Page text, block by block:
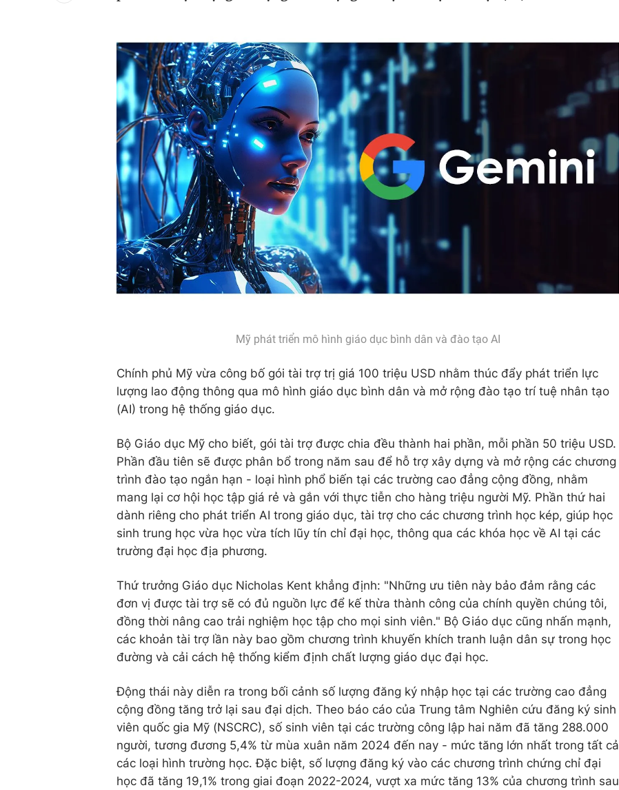
Mỹ phát triển mô hình giáo dục bình dân và đào tạo AI
Chính phủ Mỹ vừa công bố gói tài trợ trị giá 100 triệu USD nhằm thúc đẩy phát triển lực
lượng lao động thông qua mô hình giáo dục bình dân và mở rộng đào tạo trí tuệ nhân tạo
(AI) trong hệ thống giáo dục.
Bộ Giáo dục Mỹ cho biết, gói tài trợ được chia đều thành hai phần, mỗi phần 50 triệu USD.
Phần đầu tiên sẽ được phân bổ trong năm sau để hỗ trợ xây dựng và mở rộng các chương
trình đào tạo ngắn hạn - loại hình phổ biến tại các trường cao đẳng cộng đồng, nhằm
mang lại cơ hội học tập giá rẻ và gắn với thực tiễn cho hàng triệu người Mỹ. Phần thứ hai
dành riêng cho phát triển AI trong giáo dục, tài trợ cho các chương trình học kép, giúp học
sinh trung học vừa học vừa tích lũy tín chỉ đại học, thông qua các khóa học về AI tại các
trường đại học địa phương.
Thứ trưởng Giáo dục Nicholas Kent khẳng định: "Những ưu tiên này bảo đảm rằng các
đơn vị được tài trợ sẽ có đủ nguồn lực để kế thừa thành công của chính quyền chúng tôi,
đồng thời nâng cao trải nghiệm học tập cho mọi sinh viên." Bộ Giáo dục cũng nhấn mạnh,
các khoản tài trợ lần này bao gồm chương trình khuyến khích tranh luận dân sự trong học
đường và cải cách hệ thống kiểm định chất lượng giáo dục đại học.
Động thái này diễn ra trong bối cảnh số lượng đăng ký nhập học tại các trường cao đẳng
cộng đồng tăng trở lại sau đại dịch. Theo báo cáo của Trung tâm Nghiên cứu đăng ký sinh
viên quốc gia Mỹ (NSCRC), số sinh viên tại các trường công lập hai năm đã tăng 288.000
người, tương đương 5,4% từ mùa xuân năm 2024 đến nay - mức tăng lớn nhất trong tất cả
các loại hình trường học. Đặc biệt, số lượng đăng ký vào các chương trình chứng chỉ đại
học đã tăng 19,1% trong giai đoạn 2022-2024, vượt xa mức tăng 13% của chương trình sau